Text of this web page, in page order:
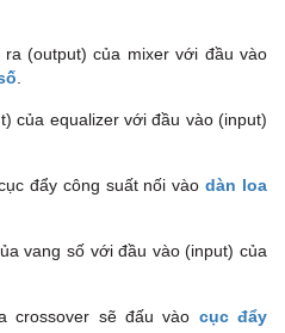
(output) của mixer với đầu vào
của equalizer với đầu vào (input)
đẩy công suất nối vàodàn loa
vang số với đầu vào (input) của
crossover sẽ đấu vào cục đẩy